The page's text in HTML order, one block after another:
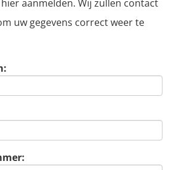
aanmelden. Wij zullen contact
uw gegevens correct weer te